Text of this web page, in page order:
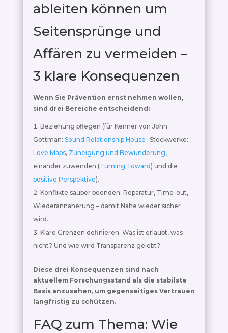
ableiten können um
Seitensprünge und
Affären zu vermeiden –
3 klare Konsequenzen
Wenn Sie Prävention ernst nehmen wollen,
sind drei Bereiche entscheidend:
Beziehung pflegen (für Kenner von John
Gottman: Sound Relationship House -Stockwerke:
Love Maps, Zuneigung und Bewunderung,
einander zuwenden (Turning Toward) und die
positive Perspektive).
Konflikte sauber beenden: Reparatur, Time-out,
Wiederannäherung – damit Nähe wieder sicher
wird.
Klare Grenzen definieren: Was ist erlaubt, was
nicht? Und wie wird Transparenz gelebt?
Diese drei Konsequenzen sind nach
aktuellem Forschungsstand als die stabilste
Basis anzusehen, um gegenseitiges Vertrauen
langfristig zu schützen.
FAQ zum Thema: Wie